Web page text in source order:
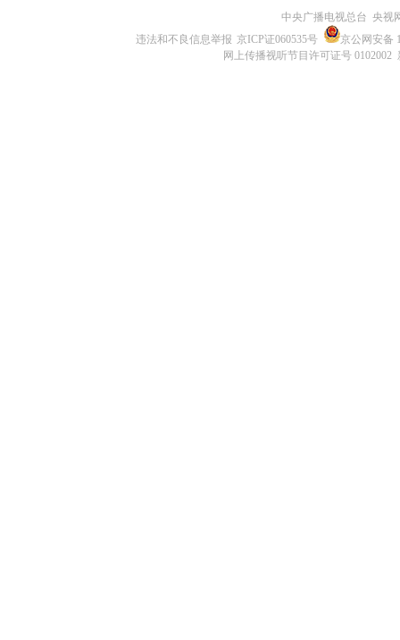
中央广播电视总台 央视
违法和不良信息举报 京ICP证060535号
京公网安备
网上传播视听节目许可证号 0102002